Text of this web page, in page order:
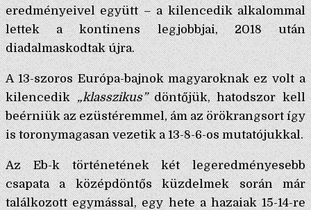
eredményeivel együtt – a kilencedik alkalommal
lettek a kontinens legjobbjai, 2018 után
diadalmaskodtak újra.
A 13-szoros Európa-bajnok magyaroknak ez volt a
kilencedik„klasszikus”döntőjük, hatodszor kell
beérniük az ezüstéremmel, ám az örökrangsort így
is toronymagasan vezetik a 13-8-6-os mutatójukkal.
Az Eb-k történetének két legeredményesebb
csapata a középdöntős küzdelmek során már
találkozott egymással, egy hete a hazaiak 15-14-re